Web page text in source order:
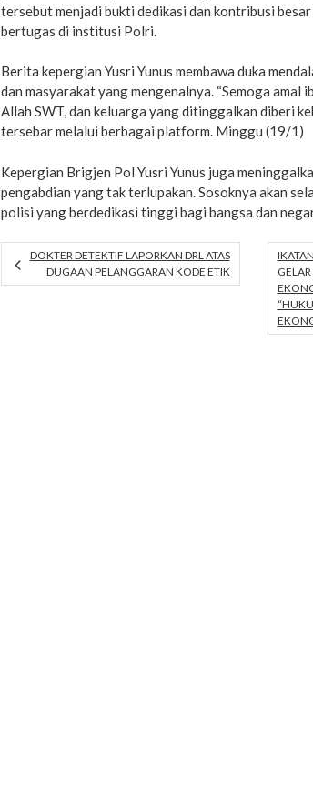
tersebut menjadi bukti dedikasi dan kontribusi
bertugas di institusi Polri.
Berita kepergian Yusri Yunus membawa duka
dan masyarakat yang mengenalnya. “Semoga amal
Allah SWT, dan keluarga yang ditinggalkan diberi
tersebar melalui berbagai platform. Minggu (19/1)
Kepergian Brigjen Pol Yusri Yunus juga
pengabdian yang tak terlupakan. Sosoknya akan
polisi yang berdedikasi tinggi bagi bangsa dan
DOKTER DETEKTIF LAPORKAN DRL ATAS
DUGAAN PELANGGARAN KODE ETIK